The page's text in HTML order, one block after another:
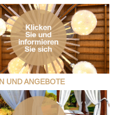
UND ANGEBOTE